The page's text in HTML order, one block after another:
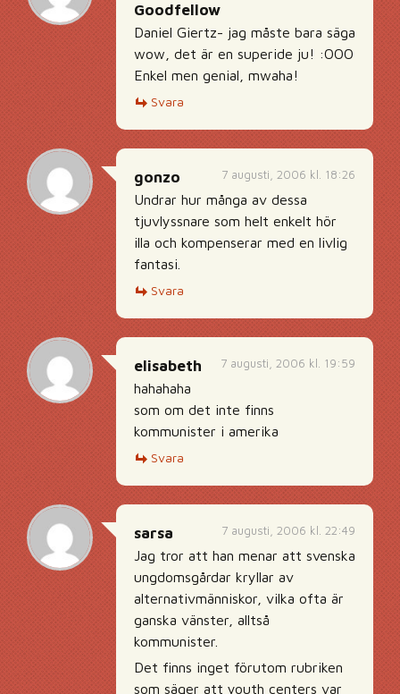
Goodfellow
Daniel Giertz- jag måste bara säga
wow, det är en superide ju! :OOO
Enkel men genial, mwaha!
Svara
7 augusti, 2006 kl. 18:26
gonzo
Undrar hur många av dessa
tjuvlyssnare som helt enkelt hör
illa och kompenserar med en livlig
fantasi.
Svara
7 augusti, 2006 kl. 19:59
elisabeth
hahahaha
som om det inte finns
kommunister i amerika
Svara
7 augusti, 2006 kl. 22:49
sarsa
Jag tror att han menar att svenska
ungdomsgårdar kryllar av
alternativmänniskor, vilka ofta är
ganska vänster, alltså
kommunister.
Det finns inget förutom rubriken
som säger att youth centers var